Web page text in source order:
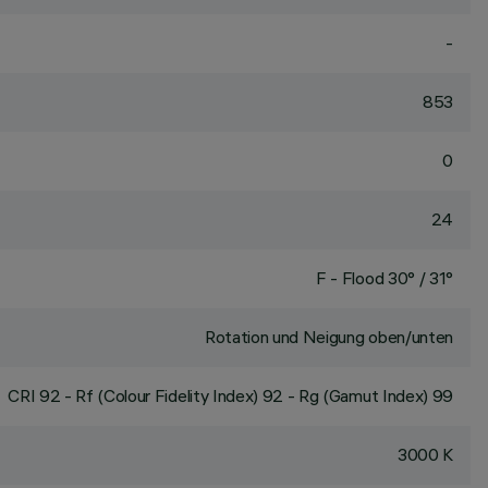
-
853
0
24
F - Flood 30° / 31°
Rotation und Neigung oben/unten
CRI 92 - Rf (Colour Fidelity Index) 92 - Rg (Gamut Index) 99
3000 K